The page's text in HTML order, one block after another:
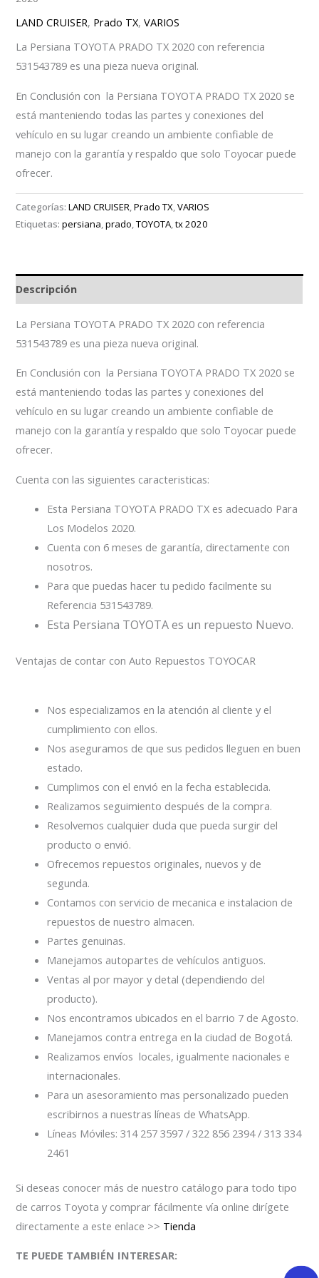
LAND CRUISER, Prado TX,VARIOS
La Persiana TOYOTA PRADO TX 2020 con referencia
531543789 es una pieza nueva original.
En Conclusión con la Persiana TOYOTA PRADO TX 2020 se
está manteniendo todas las partes y conexiones del
vehículo en su lugar creando un ambiente confiable de
manejo con la garantía y respaldo que solo Toyocar puede
ofrecer.
Categorías:LAND CRUISER,Prado TX,VARIOS
Etiquetas:persiana,prado,TOYOTA,tx 2020
Descripción
La Persiana TOYOTA PRADO TX 2020 con referencia
531543789 es una pieza nueva original.
En Conclusión con la Persiana TOYOTA PRADO TX 2020 se
está manteniendo todas las partes y conexiones del
vehículo en su lugar creando un ambiente confiable de
manejo con la garantía y respaldo que solo Toyocar puede
ofrecer.
Cuenta con las siguientes caracteristicas:
Esta Persiana TOYOTA PRADO TX es adecuado Para
Los Modelos 2020.
Cuenta con 6 meses de garantía, directamente con
nosotros.
Para que puedas hacer tu pedido facilmente su
Referencia 531543789.
Esta Persiana TOYOTA es un repuesto Nuevo.
Ventajas de contar con Auto Repuestos TOYOCAR
Nos especializamos en la atención al cliente y el
cumplimiento con ellos.
Nos aseguramos de que sus pedidos lleguen en buen
estado.
Cumplimos con el envió en la fecha establecida.
Realizamos seguimiento después de la compra.
Resolvemos cualquier duda que pueda surgir del
producto o envió.
Ofrecemos repuestos originales, nuevos y de
segunda.
Contamos con servicio de mecanica e instalacion de
repuestos de nuestro almacen.
Partes genuinas.
Manejamos autopartes de vehículos antiguos.
Ventas al por mayor y detal (dependiendo del
producto).
Nos encontramos ubicados en el barrio 7 de Agosto.
Manejamos contra entrega en la ciudad de Bogotá.
Realizamos envíos locales, igualmente nacionales e
internacionales.
Para un asesoramiento mas personalizado pueden
escribirnos a nuestras líneas de WhatsApp.
Líneas Móviles: 314 257 3597 / 322 856 2394 / 313 334
2461
Si deseas conocer más de nuestro catálogo para todo tipo
de carros Toyota y comprar fácilmente vía online dirígete
directamente a este enlace >> Tienda
TE PUEDE TAMBIÉN INTERESAR: